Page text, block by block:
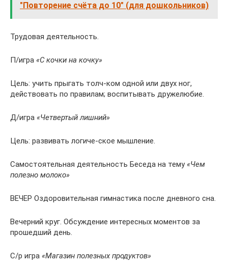
"Повторение счёта до 10" (для дошкольников)
Трудовая деятельность.
П/игра «С кочки на кочку»
Цель: учить прыгать толч-ком одной или двух ног,
действовать по правилам; воспитывать дружелюбие.
Д/игра «Четвертый лишний»
Цель: развивать логиче-ское мышление.
Самостоятельная деятельность Беседа на тему«Чем
полезно молоко»
ВЕЧЕР Оздоровительная гимнастика после дневного сна.
Вечерний круг. Обсуждение интересных моментов за
прошедший день.
С/р игра «Магазин полезных продуктов»